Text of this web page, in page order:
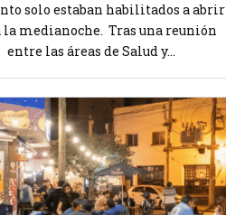
solo estaban habilitados a abrir
la medianoche. Tras una reunión
entre las áreas de Salud y...